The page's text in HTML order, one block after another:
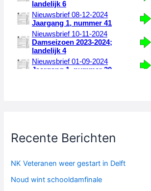
Recente Berichten
NK Veteranen weer gestart in Delft
Noud wint schooldamfinale